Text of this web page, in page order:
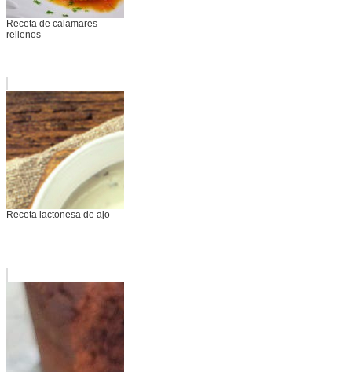
Receta de calamares
rellenos
Receta lactonesa de ajo